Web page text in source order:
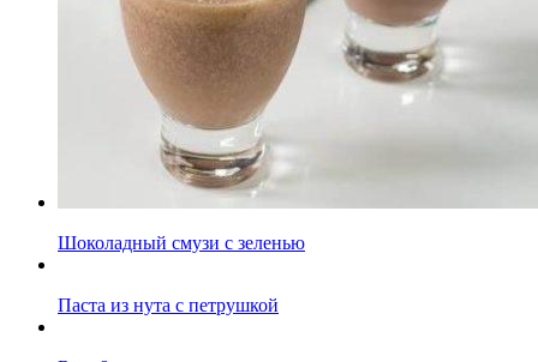
Шоколадный смузи с зеленью
Паста из нута с петрушкой